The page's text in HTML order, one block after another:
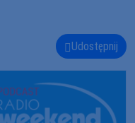
Udostępnij